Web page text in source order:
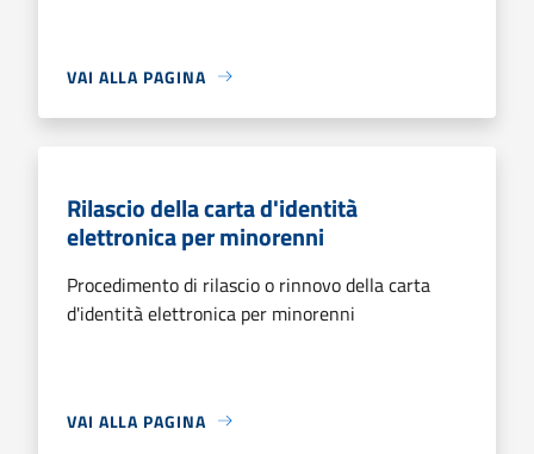
VAI ALLA PAGINA
Rilascio della carta d'identità
elettronica per minorenni
Procedimento di rilascio o rinnovo della carta
d'identità elettronica per minorenni
VAI ALLA PAGINA